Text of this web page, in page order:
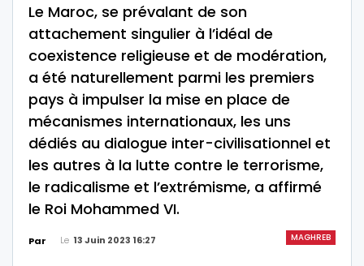
Le Maroc, se prévalant de son
attachement singulier à l’idéal de
coexistence religieuse et de modération,
a été naturellement parmi les premiers
pays à impulser la mise en place de
mécanismes internationaux, les uns
dédiés au dialogue inter-civilisationnel et
les autres à la lutte contre le terrorisme,
le radicalisme et l’extrémisme, a affirmé
le Roi Mohammed VI.
MAGHREB
Par Le 13 Juin 2023 16:27